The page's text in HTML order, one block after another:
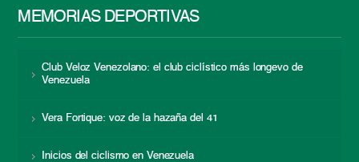
MEMORIAS DEPORTIVAS
Club Veloz Venezolano: el club ciclístico más longevo de
Venezuela
Vera Fortique: voz de la hazaña del 41
Inicios del ciclismo en Venezuela